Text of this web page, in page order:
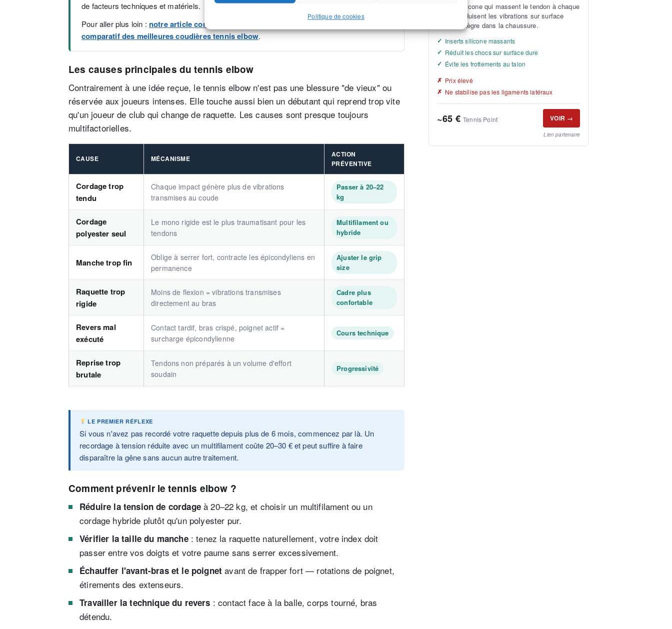
Politique de cookies
de facteurs techniques et matériels.
Pour aller plus loin : notre article complet sur la douleur au coude au tennis
comparatif des meilleures coudières tennis elbow.
Les causes principales du tennis elbow
Contrairement à une idée reçue, le tennis elbow n'est pas une blessure "de vieux" ou
réservée aux joueurs intenses. Elle touche aussi bien un débutant qui reprend trop vite
qu'un joueur de club qui change de raquette. Les causes sont presque toujours
multifactorielles.
CAUSE MÉCANISME
ACTION
PRÉVENTIVE
Cordage trop
tendu
Chaque impact génère plus de vibrations
transmises au coude
Passer à 20–22
kg
Cordage
polyester seul
Le mono rigide est le plus traumatisant pour les
tendons
Multifilament ou
hybride
Manche trop fin
Oblige à serrer fort, contracte les épicondyliens en
permanence
Ajuster le grip
size
Raquette trop
rigide
Moins de flexion = vibrations transmises
directement au bras
Cadre plus
confortable
Revers mal
exécuté
Contact tardif, bras crispé, poignet actif =
surcharge épicondylienne
Cours technique
Reprise trop
brutale
Tendons non préparés à un volume d'effort
soudain
Progressivité
LE PREMIER RÉFLEXE
Si vous n'avez pas recordé votre raquette depuis plus de 6 mois, commencez par là. Un
recordage à tension réduite avec un multifilament coûte 20–30 € et peut suffire à faire
disparaître la gêne sans aucun autre traitement.
Comment prévenir le tennis elbow ?
Réduire la tension de cordageà 20–22 kg, et choisir un multifilament ou un
cordage hybride plutôt qu'un polyester pur.
Vérifier la taille du manche: tenez la raquette naturellement, votre index doit
passer entre vos doigts et votre paume sans serrer excessivement.
Échauffer l'avant-bras et le poignet avant de frapper fort — rotations de poignet,
étirements des extenseurs.
Travailler la technique du revers : contact face à la balle, corps tourné, bras
détendu.
Inserts silicone qui massent le tendon à chaque
foulée, réduisent les vibrations sur surface
dure. S'intègre dans la chaussure.
Inserts silicone massants
Réduit les chocs sur surface dure
Évite les frottements au talon
Prix élevé
Ne stabilise pas les ligaments latéraux
~65 €Tennis Point VOIR →
Lien partenaire